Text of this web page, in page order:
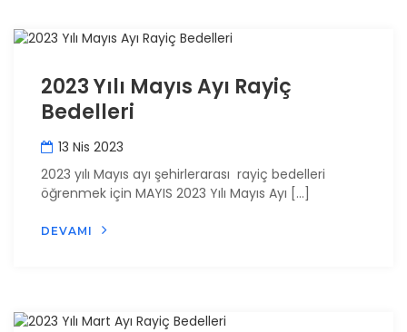
2023 Yılı Mayıs Ayı Rayiç
Bedelleri
13 Nis 2023
2023 yılı Mayıs ayı şehirlerarası rayiç bedelleri
öğrenmek için MAYIS 2023 Yılı Mayıs Ayı […]
DEVAMI